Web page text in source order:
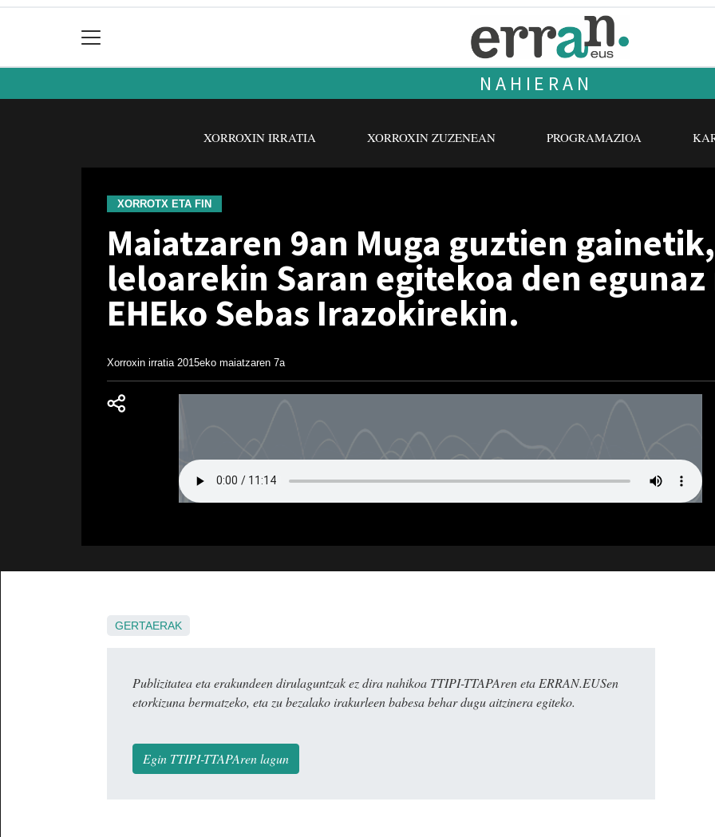
NAHIERAN
XORROXIN IRRATIA XORROXIN ZUZENEAN PROGRAMAZIOA
XORROTX ETA FIN
Maiatzaren 9an Muga guztien
leloarekin Saran egitekoa den
EHEko Sebas Irazokirekin.
Xorroxin irratia 2015eko maiatzaren 7a
GERTAERAK
Publizitatea eta erakundeen dirulaguntzak ez dira nahikoa TTIPI-TTAPAren eta ERRAN.EUSen
etorkizuna bermatzeko, eta zu bezalako irakurleen babesa behar dugu aitzinera egiteko.
Egin TTIPI-TTAPAren lagun